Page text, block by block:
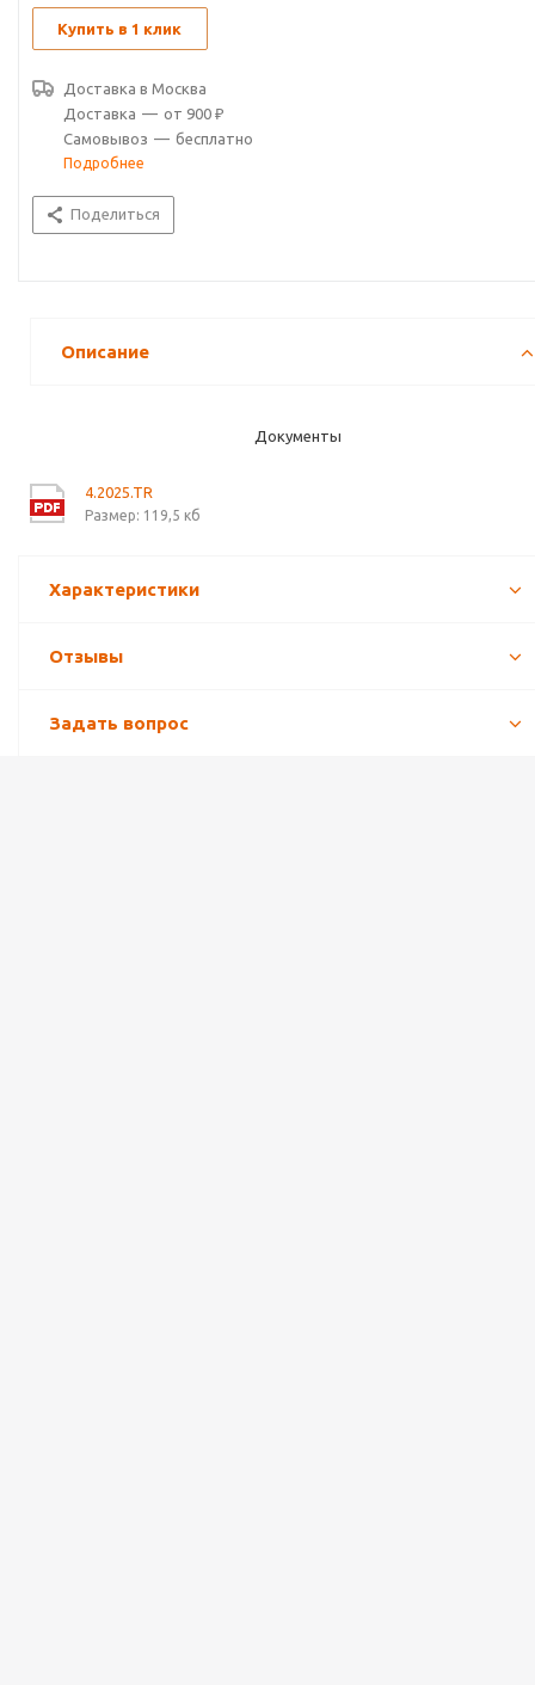
Купить в 1 клик
Доставка в Москва
Доставка — от 900 ₽
Самовывоз — бесплатно
Подробнее
Поделиться
Описание
Документы
4.2025.TR
Размер: 119,5 кб
Характеристики
Отзывы
Задать вопрос